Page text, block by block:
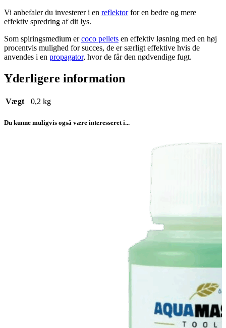
Vi anbefaler du investerer i en reflektorfor en bedre og mere
effektiv spredring af dit lys.
Som spiringsmedium ercoco pellets en effektiv løsning med en høj
procentvis mulighed for succes, de er særligt effektive hvis de
anvendes i en propagator, hvor de får den nødvendige fugt.
Yderligere information
Vægt 0,2 kg
Du kunne muligvis også være interesseret i...